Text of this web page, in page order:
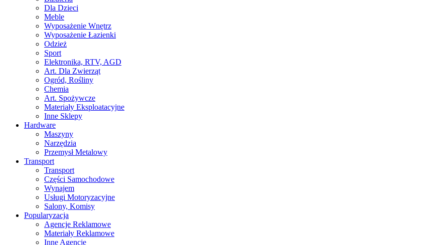
Dla Dzieci
Meble
Wyposażenie Wnętrz
Wyposażenie Łazienki
Odzież
Sport
Elektronika, RTV, AGD
Art. Dla Zwierząt
Ogród, Rośliny
Chemia
Art. Spożywcze
Materiały Eksploatacyjne
Inne Sklepy
Hardware
Maszyny
Narzędzia
Przemysł Metalowy
Transport
Transport
Części Samochodowe
Wynajem
Usługi Motoryzacyjne
Salony, Komisy
Popularyzacja
Agencje Reklamowe
Materiały Reklamowe
Inne Agencje